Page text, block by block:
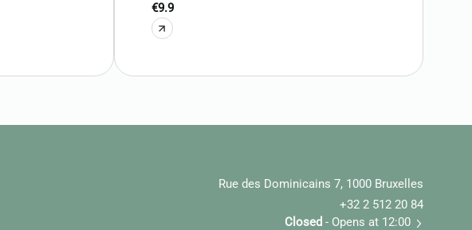
€9.9
Rue des Dominicains 7, 1000 Bruxelles
+32 2 512 20 84
Closed - Opens at 12:00